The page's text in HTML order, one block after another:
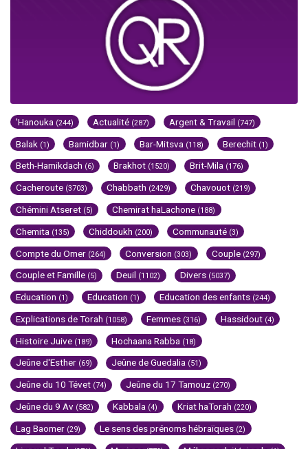
'Hanouka (244) Actualité (287) Argent & Travail (747)
Balak (1) Bamidbar (1) Bar-Mitsva (118) Berechit (1)
Beth-Hamikdach (6) Brakhot (1520) Brit-Mila (176)
Cacheroute (3703) Chabbath (2429) Chavouot (219)
Chémini Atseret (5) Chemirat haLachone (188)
Chemita (135) Chiddoukh (200) Communauté (3)
Compte du Omer (264) Conversion (303) Couple (297)
Couple et Famille (5) Deuil (1102) Divers (5037)
Education (1) Education (1) Education des enfants (244)
Explications de Torah (1058) Femmes (316) Hassidout (4)
Histoire Juive (189) Hochaana Rabba (18)
Jeûne d'Esther (69) Jeûne de Guedalia (51)
Jeûne du 10 Tévet (74) Jeûne du 17 Tamouz (270)
Jeûne du 9 Av (582) Kabbala (4) Kriat haTorah (220)
Lag Baomer (29) Le sens des prénoms hébraïques (2)